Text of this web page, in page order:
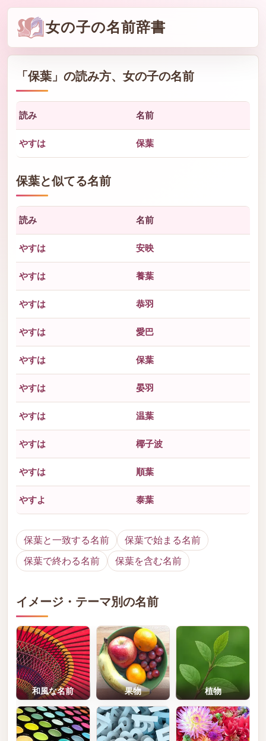
女の子の名前辞書
「保葉 」の読み方、女の子の名前
読み 名前
やすは 保葉
保葉と似てる名前
読み 名前
やすは 安映
やすは 養葉
やすは 恭羽
やすは 愛巴
やすは 保葉
やすは 晏羽
やすは 温葉
やすは 椰子波
やすは 順葉
やすよ 泰葉
保葉と一致する名前
保葉で始まる名前
保葉で終わる名前
保葉を含む名前
イメージ・テーマ別の名前
和風な名前 果物 植物